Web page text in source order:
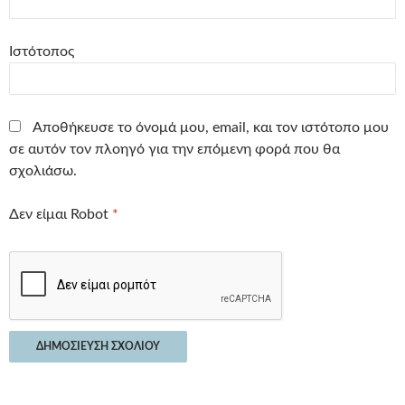
Ιστότοπος
Αποθήκευσε το όνομά μου, email, και τον ιστότοπο μου
σε αυτόν τον πλοηγό για την επόμενη φορά που θα
σχολιάσω.
Δεν είμαι Robot *